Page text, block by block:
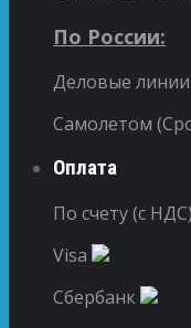
По России:
Деловые
Самолетом
Оплата
По счету (с НДС)
Visa
Сбербанк